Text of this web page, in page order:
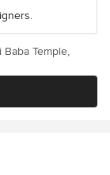
Temple,